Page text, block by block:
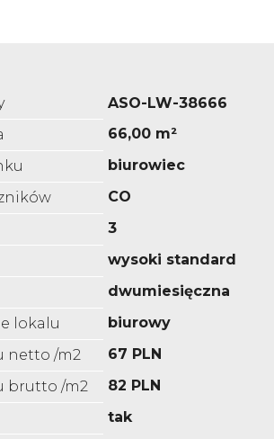
ASO-LW-38666
66,00 m²
biurowiec
CO
3
wysoki standard
dwumiesięczna
lokalu
biurowy
netto /m2
67 PLN
brutto /m2
82 PLN
tak